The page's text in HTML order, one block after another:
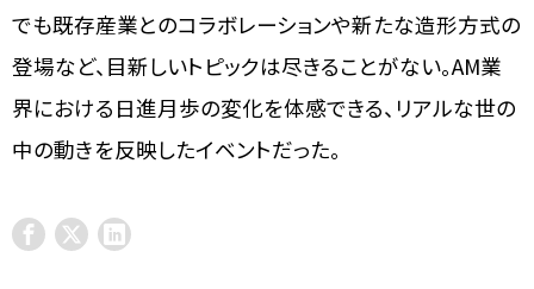
でも既存産業とのコラボレーションや新たな造形方式の
登場など、目新しいトピックは尽きることがない。AM業
界における日進月歩の変化を体感できる、リアルな世の
中の動きを反映したイベントだった。